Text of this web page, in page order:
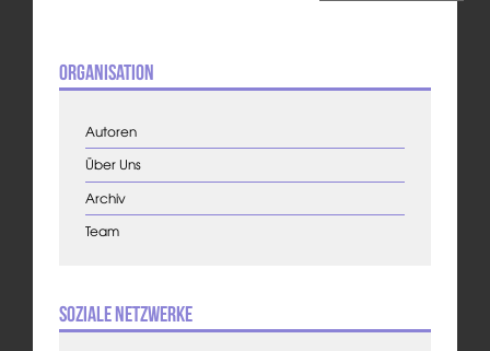
Organisation
Autoren
Über Uns
Archiv
Team
Soziale Netzwerke